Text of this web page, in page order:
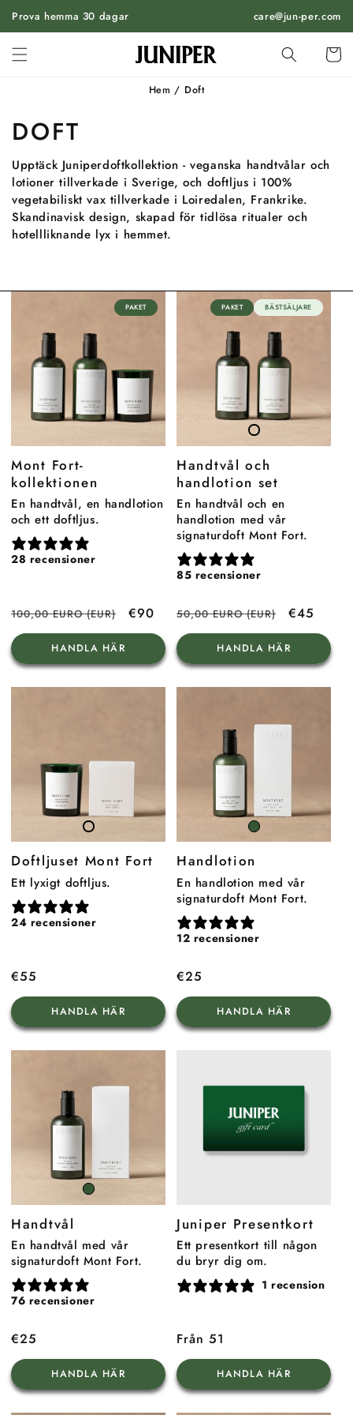
TILL
INNEHÅLL
Prova hemma 30 dagar care@jun-per.com
Vagn
Hem / Doft
DOFT
Upptäck Juniperdoftkollektion - veganska handtvålar och
lotioner tillverkade i Sverige, och doftljus i 100%
vegetabiliskt vax tillverkade i Loiredalen, Frankrike.
Skandinavisk design, skapad för tidlösa ritualer och
hotellliknande lyx i hemmet.
PAKET
Mont Fort-
kollektionen
En handtvål, en handlotion
och ett doftljus.
28 recensioner
Ordinarie
pris
100,00 EURO (EUR) Försäljningspris
€90
HANDLA HÄR
PAKET BÄSTSÄLJARE
Handtvål och
handlotion set
En handtvål och en
handlotion med vår
signaturdoft Mont Fort.
85 recensioner
Ordinarie
pris
50,00 EURO (EUR) €45
HANDLA HÄR
TheScented
Candle
Mont
Fort
Doftljuset Mont Fort
Ett lyxigt doftljus.
24 recensioner
Ordinarie
pris
€55
HANDLA HÄR
Mont
Fort
Handlotion
En handlotion med vår
signaturdoft Mont Fort.
12 recensioner
Ordinarie
pris
€25
HANDLA HÄR
Mont
Fort
Handtvål
En handtvål med vår
signaturdoft Mont Fort.
76 recensioner
Ordinarie
pris
€25
HANDLA HÄR
Juniper Presentkort
Ett presentkort till någon
du bryr dig om.
1 recension
Ordinarie
pris
Från 51
HANDLA HÄR